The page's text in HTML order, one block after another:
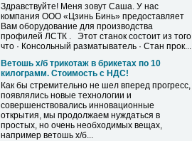
Здравствуйте! Меня зовут Саша. У нас
компания ООО «Цзинь Бинь» предоставляет
Вам оборудование для производства
профилей ЛСТК . Этот станок состоит из того
что · Консольный разматыватель · Стан прок...
Ветошь х/б трикотаж в брикетах по 10
килограмм. Стоимость с НДС!
Как бы стремительно не шел вперед прогресс,
появлялись новые технологии и
совершенствовались инновационные
открытия, мы продолжаем нуждаться в
простых, но очень необходимых вещах,
например ветошь х/б...